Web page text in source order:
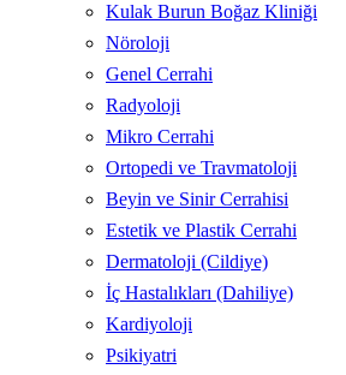
Kulak Burun Boğaz Kliniği
Nöroloji
Genel Cerrahi
Radyoloji
Mikro Cerrahi
Ortopedi ve Travmatoloji
Beyin ve Sinir Cerrahisi
Estetik ve Plastik Cerrahi
Dermatoloji (Cildiye)
İç Hastalıkları (Dahiliye)
Kardiyoloji
Psikiyatri